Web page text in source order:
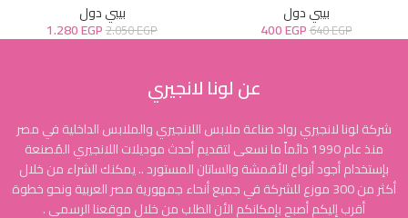
بيبي دول
640EGP
400EGP
بيبي دول
2.050EGP
1.280EGP
عن لونا لانجيري
شركة لونا لانجيري رواد صناعة ملابس اللانجيري والملابس الداخلية في مصر
منذ عام 1990 دائماً ما نسعى لتقديم أحدث موديلات اللانجيري المُصنعة
بإستخدام أجود أنواع الأقمشة والساتان المستورد .. يمكنك الشراء من خلال
أكثر من 300 موزع للشركة في جميع أنحاء جمهورية مصر العربية ونحو خطوة
أقرب إليكم أصبح بإمكانكم الأن الطلب من خلال موقعنا الرسمي .